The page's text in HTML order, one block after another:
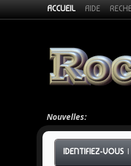
ACCUEIL AIDE
Nouvelles:
IDENTIFIEZ-VOUS